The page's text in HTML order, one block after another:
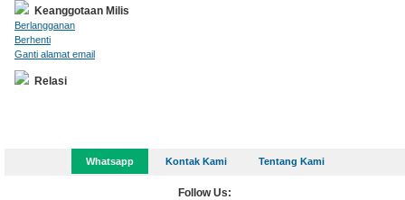
Keanggotaan Milis
Berlangganan
Berhenti
Ganti alamat email
Relasi
Whatsapp Kontak Kami Tentang Kami
Follow Us: